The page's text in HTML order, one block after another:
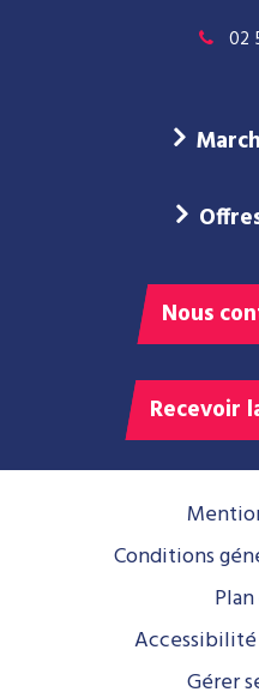
02
Nous
Recevoir
Conditions
Gérer